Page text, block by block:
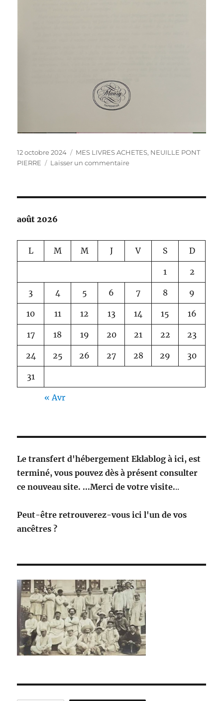
Publié
le
12 octobre 2024 Catégories
MES LIVRES ACHETES, NEUILLE PONT
PIERRE
Laisser un commentairesur
août 2026
L M M J V S D
1 2
3 4 5 6 7 8 9
10 11 12 13 14 15 16
17 18 19 20 21 22 23
24 25 26 27 28 29 30
31
« Avr
Le transfert d'hébergement Eklablog à ici, est
terminé, vous pouvez dès à présent consulter
ce nouveau site. ...Merci de votre visite...
Peut-être retrouverez-vous ici l'un de vos
ancêtres ?